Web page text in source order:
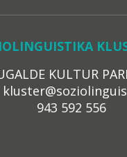
KULTUR
943 592 556